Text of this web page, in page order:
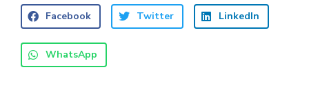
Facebook Twitter LinkedIn
WhatsApp